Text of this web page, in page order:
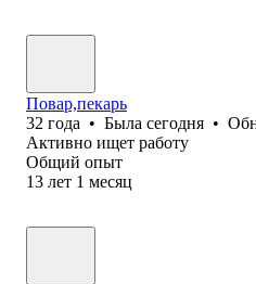
Повар,пекарь
32 года • Была сегодня •
Активно ищет работу
Общий опыт
13 лет 1 месяц